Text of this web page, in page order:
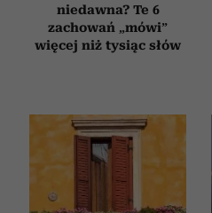
niedawna? Te 6
zachowań „mówi”
więcej niż tysiąc słów